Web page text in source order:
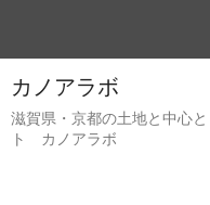
カノアラボ
滋賀県・京都の土地と中心
ト カノアラボ